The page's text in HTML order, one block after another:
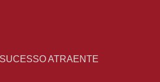
ATRAENTE